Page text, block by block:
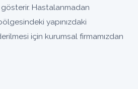
gösterir. Hastalanmadan
yapınızdaki
için kurumsal firmamızdan